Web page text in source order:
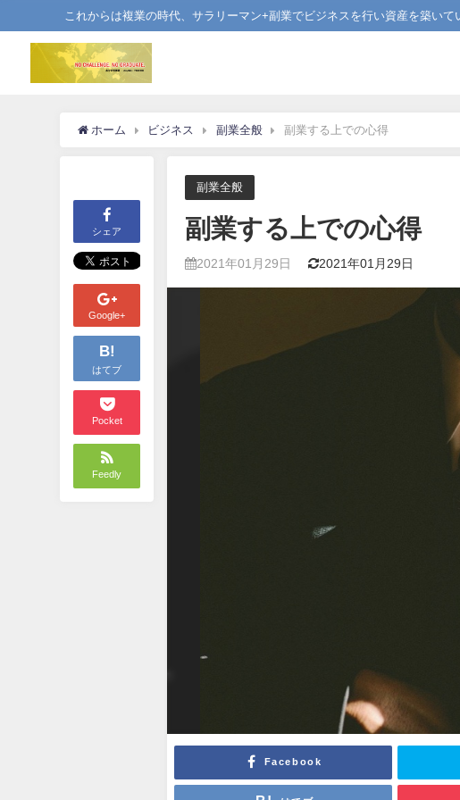
これからは複業の時代、サラリーマン+副業でビジネスを行い資産を築いて
ホーム ビジネス 副業全般 副業する上での心得
シェア
Google+
B!
はてブ
Pocket
Feedly
副業全般
副業する上での心得
2021年01月29日 2021年01月29日
Facebook